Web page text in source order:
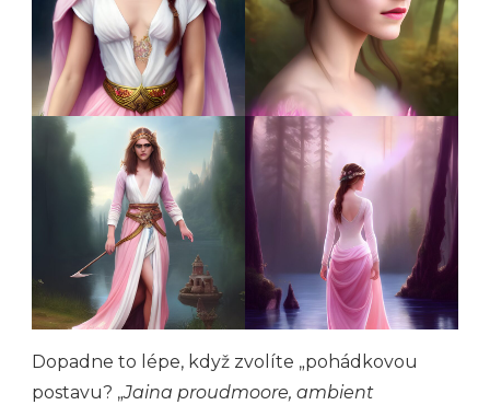
Dopadne to lépe, když zvolíte „pohádkovou
postavu? „Jaina proudmoore, ambient